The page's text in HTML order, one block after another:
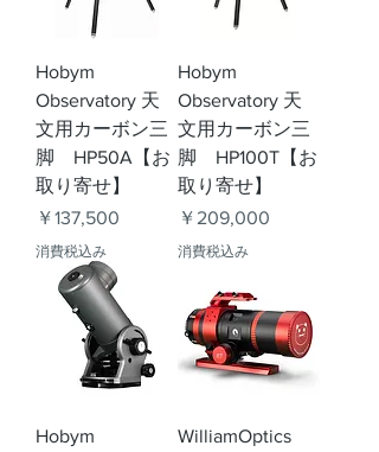
Hobym
Observatory 天
文用カーボン三
脚 HP50A【お
取り寄せ】
価格
￥137,500
消費税込み
Hobym
Observatory 天
文用カーボン三
脚 HP100T【お
取り寄せ】
価格
￥209,000
消費税込み
Hobym
WilliamOptics